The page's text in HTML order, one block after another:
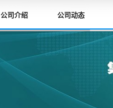
公司介绍 公司动态